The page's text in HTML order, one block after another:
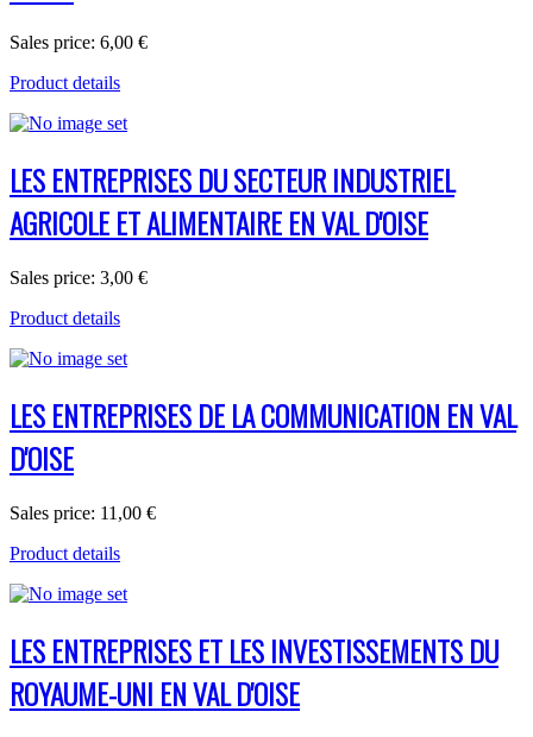
Sales price: 6,00 €
Product details
LES ENTREPRISES DU SECTEUR INDUSTRIEL
AGRICOLE ET ALIMENTAIRE EN VAL D'OISE
Sales price: 3,00 €
Product details
LES ENTREPRISES DE LA COMMUNICATION EN VAL
D'OISE
Sales price: 11,00 €
Product details
LES ENTREPRISES ET LES INVESTISSEMENTS DU
ROYAUME-UNI EN VAL D'OISE